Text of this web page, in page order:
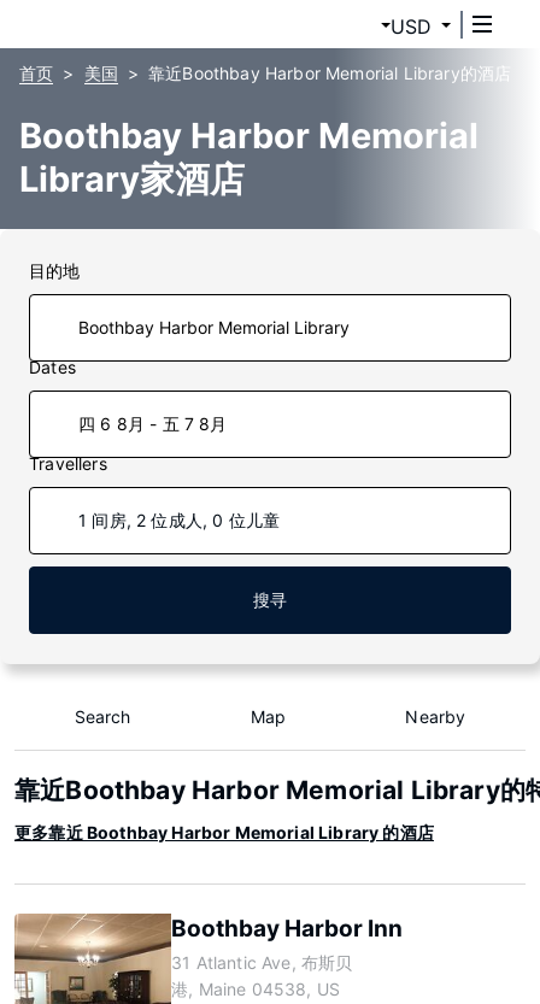
USD
首页 美国 靠近Boothbay Harbor Memorial Library的酒店
Boothbay Harbor Memorial
Library家酒店
目的地
Dates
四 6 8月 - 五 7 8月
Travellers
1 间房, 2 位成人, 0 位儿童
搜寻
Search Map Nearby
靠近Boothbay Harbor Memorial Library的
更多靠近 Boothbay Harbor Memorial Library 的酒店
Boothbay Harbor Inn
31 Atlantic Ave, 布斯贝
港, Maine 04538, US